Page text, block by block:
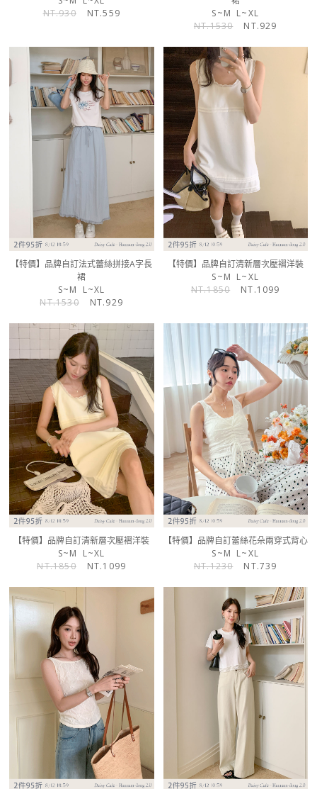
NT.930
NT.559
S~M L~XL
NT.1530
NT.929
【特價】品牌自訂法式蕾絲拼接A字長
裙
S~M
L~XL
NT.1530
NT.929
【特價】品牌自訂清新層次壓褶洋裝
S~M L~XL
NT.1850
NT.1099
【特價】品牌自訂清新層次壓褶洋裝
S~M
L~XL
NT.1850
NT.1099
【特價】品牌自訂蕾絲花朵兩穿式背心
S~M L~XL
NT.1230
NT.739